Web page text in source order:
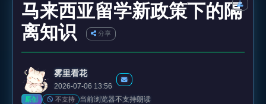
马来西亚留学新政策下的隔
离知识
分享
雾里看花
2026-07-06 13:56
原创 不支持 当前浏览器不支持朗读